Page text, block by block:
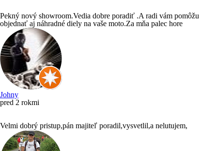
Pekný nový showroom.Vedia dobre poradiť .A radi vám pomôžu
objednať aj náhradné diely na vaše moto.Za mňa palec hore
Johny
pred 2 rokmi
Velmi dobrý pristup,pán majiteľ poradil,vysvetlil,a nelutujem,